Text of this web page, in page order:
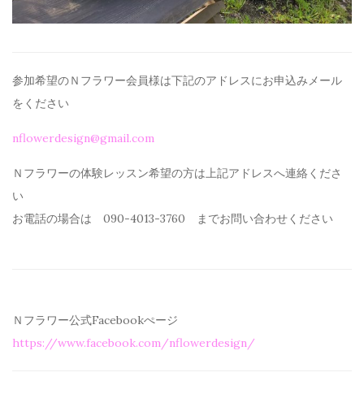
参加希望のＮフラワー会員様は下記のアドレスにお申込みメール
を ください
nflowerdesign@gmail.com
Ｎフラワーの体験レッスン希望の方は上記アドレスへ連絡くださ
い
お電話の場合は 090-4013-3760 までお問い合わせください
Ｎフラワー公式Facebookぺージ
https://www.facebook.com/nflowerdesign/